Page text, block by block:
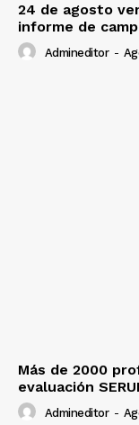
24 de agosto
informe de
Admineditor -
Más de 2000
evaluación
Admineditor -